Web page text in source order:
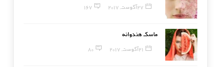
27 آگوست, 2017 167
ماسک هندوانه
21 آگوست, 2017 80